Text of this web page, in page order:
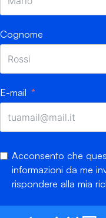
Cognome
E-mail
Acconsento che
informazioni da me
rispondere alla mia